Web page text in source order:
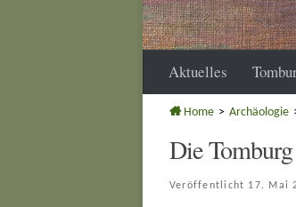
Aktuelles
Home > Archäologie
Die
Veröffentlicht 17. Mai